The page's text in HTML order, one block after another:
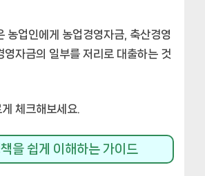
농업인에게 농업경영자금, 축산경영
영자금의 일부를 저리로 대출하는 것
체크해보세요.
을 쉽게 이해하는 가이드